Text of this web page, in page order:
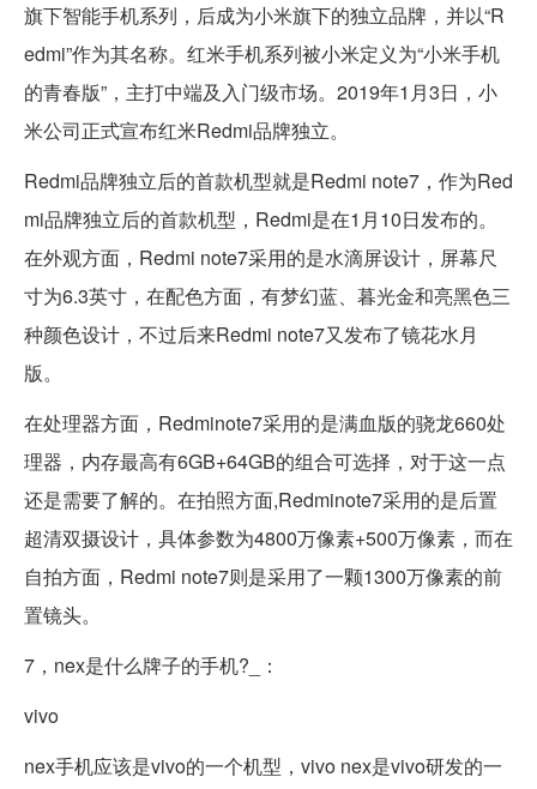
旗下智能手机系列，后成为小米旗下的独立品牌，并以“R
edmi”作为其名称。红米手机系列被小米定义为“小米手机
的青春版”，主打中端及入门级市场。2019年1月3日，小
米公司正式宣布红米Redmi品牌独立。
Redmi品牌独立后的首款机型就是Redmi note7，作为Red
mi品牌独立后的首款机型，Redmi是在1月10日发布的。
在外观方面，Redmi note7采用的是水滴屏设计，屏幕尺
寸为6.3英寸，在配色方面，有梦幻蓝、暮光金和亮黑色三
种颜色设计，不过后来Redmi note7又发布了镜花水月
版。
在处理器方面，Redminote7采用的是满血版的骁龙660处
理器，内存最高有6GB+64GB的组合可选择，对于这一点
还是需要了解的。在拍照方面,Redminote7采用的是后置
超清双摄设计，具体参数为4800万像素+500万像素，而在
自拍方面，Redmi note7则是采用了一颗1300万像素的前
置镜头。
7，nex是什么牌子的手机?_：
vivo
nex手机应该是vivo的一个机型，vivo nex是vivo研发的一